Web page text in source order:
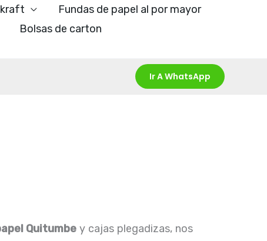
kraft
Fundas de papel al por mayor
Bolsas de carton
Ir A WhatsApp
Quitumbe y cajas plegadizas, nos